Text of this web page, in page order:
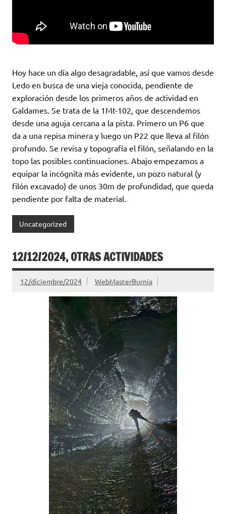
Hoy hace un día algo desagradable, así que vamos desde
Ledo en busca de una vieja conocida, pendiente de
exploración desde los primeros años de actividad en
Galdames. Se trata de la 1Mt-102, que descendemos
desde una aguja cercana a la pista. Primero un P6 que
da a una repisa minera y luego un P22 que lleva al filón
profundo. Se revisa y topografía el filón, señalando en la
topo las posibles continuaciones. Abajo empezamos a
equipar la incógnita más evidente, un pozo natural (y
filón excavado) de unos 30m de profundidad, que queda
pendiente por falta de material.
Uncategorized
12/12/2024, OTRAS ACTIVIDADES
12/diciembre/2024 WebMasterBurnia